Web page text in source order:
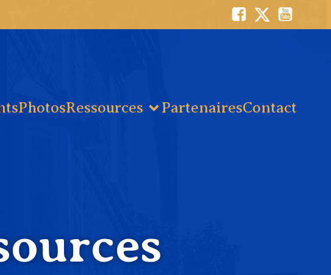
PhotosRessources PartenairesContact